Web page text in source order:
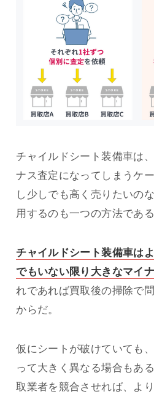
チャイルドシート装備車は
ナス査定になってしまうケ
し少しでも高く売りたいの
用するのも一つの方法である
チャイルドシート装備車は
でもいない限り大きなマイ
れであれば買取後の掃除で
からだ。
仮にシートが破けていても
って大きく異なる場合もあ
取業者を競合させれば、よ